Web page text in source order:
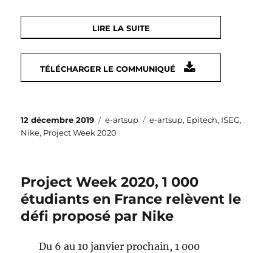
LIRE LA SUITE
TÉLÉCHARGER LE COMMUNIQUÉ
Publié
le
12 décembre 2019 Catégories
e-artsup Étiquettes
e-artsup, Epitech, ISEG,
Nike, Project Week 2020
Project Week 2020, 1 000
étudiants en France relèvent le
défi proposé par Nike
Du 6 au 10 janvier prochain, 1 000